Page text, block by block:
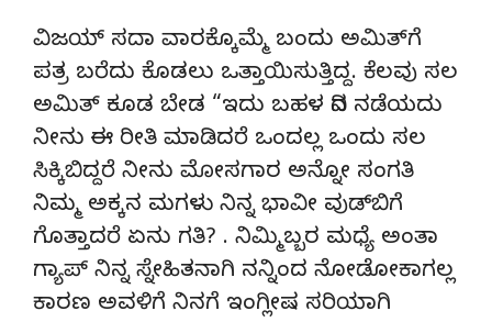
ವಿಜಯ್ ಸದಾ ವಾರಕ್ಕೊಮ್ಮೆ ಬಂದು ಅಮಿತ್‍ಗೆ
ಪತ್ರ ಬರೆದು ಕೊಡಲು ಒತ್ತಾಯಿಸುತ್ತಿದ್ದ. ಕೆಲವು ಸಲ
ಅಮಿತ್ ಕೂಡ ಬೇಡ “ಇದು ಬಹಳ ದಿನ ನಡೆಯದು
ನೀನು ಈ ರೀತಿ ಮಾಡಿದರೆ ಒಂದಲ್ಲ ಒಂದು ಸಲ
ಸಿಕ್ಕಿಬಿದ್ದರೆ ನೀನು ಮೋಸಗಾರ ಅನ್ನೋ ಸಂಗತಿ
ನಿಮ್ಮ ಅಕ್ಕನ ಮಗಳು ನಿನ್ನ ಭಾವೀ ವುಡ್‍ಬಿಗೆ
ಗೊತ್ತಾದರೆ ಏನು ಗತಿ? . ನಿಮ್ಮಿಬ್ಬರ ಮಧ್ಯೆ ಅಂತಾ
ಗ್ಯಾಪ್ ನಿನ್ನ ಸ್ನೇಹಿತನಾಗಿ ನನ್ನಿಂದ ನೋಡೋಕಾಗಲ್ಲ
ಕಾರಣ ಅವಳಿಗೆ ನಿನಗೆ ಇಂಗ್ಲೀಷ ಸರಿಯಾಗಿ